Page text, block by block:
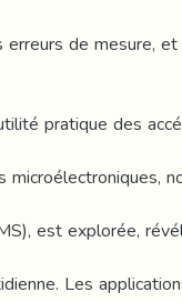
de mesure,
pratique des
microélectroniques,
est explorée,
Les